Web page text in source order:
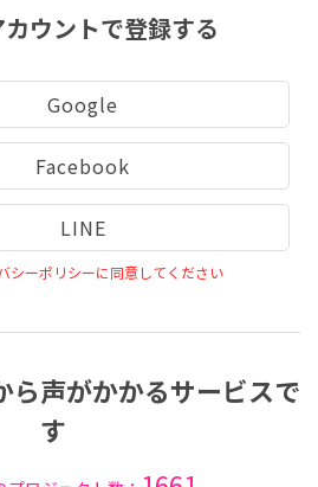
ウントで登録する
Google
Facebook
LINE
シーポリシーに同意してください
ら声がかかるサービスで
す